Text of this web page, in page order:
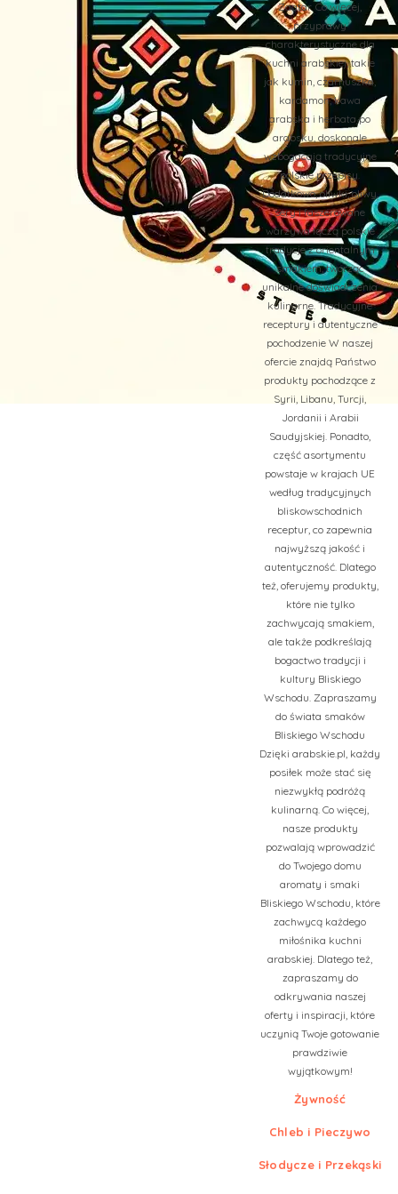
Zaatar. Co więcej,
przyprawy
charakterystyczne dla
kuchni arabskiej, takie
jak kumin, czarnuszka,
kardamon, kawa
arabska i herbata po
arabsku, doskonale
wzbogacają tradycyjne
polskie przepisy.
Dodatkowo, oliwki, oliwy,
sery i faszerowane
warzywa łączą polskie
tradycje z orientalnym
smakiem, tworząc
unikalne doświadczenia
kulinarne. Tradycyjne
receptury i autentyczne
pochodzenie W naszej
ofercie znajdą Państwo
produkty pochodzące z
Syrii, Libanu, Turcji,
Jordanii i Arabii
Saudyjskiej. Ponadto,
część asortymentu
powstaje w krajach UE
według tradycyjnych
bliskowschodnich
receptur, co zapewnia
najwyższą jakość i
autentyczność. Dlatego
też, oferujemy produkty,
które nie tylko
zachwycają smakiem,
ale także podkreślają
bogactwo tradycji i
kultury Bliskiego
Wschodu. Zapraszamy
do świata smaków
Bliskiego Wschodu
Dzięki arabskie.pl, każdy
posiłek może stać się
niezwykłą podróżą
kulinarną. Co więcej,
nasze produkty
pozwalają wprowadzić
do Twojego domu
aromaty i smaki
Bliskiego Wschodu, które
zachwycą każdego
miłośnika kuchni
arabskiej. Dlatego też,
zapraszamy do
odkrywania naszej
oferty i inspiracji, które
uczynią Twoje gotowanie
prawdziwie
wyjątkowym!
Żywność
Chleb i Pieczywo
Słodycze i Przekąski